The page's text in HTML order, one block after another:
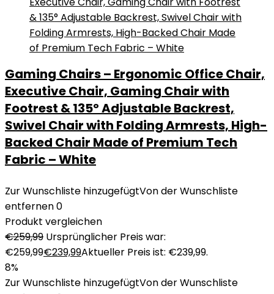
Gaming Chairs – Ergonomic Office Chair,
Executive Chair, Gaming Chair with
Footrest & 135° Adjustable Backrest,
Swivel Chair with Folding Armrests, High-
Backed Chair Made of Premium Tech
Fabric – White
Zur Wunschliste hinzugefügtVon der Wunschliste
entfernen0
Produkt vergleichen
€259,99 Ursprünglicher Preis war:
€259,99€239,99Aktueller Preis ist: €239,99.
8%
Zur Wunschliste hinzugefügtVon der Wunschliste